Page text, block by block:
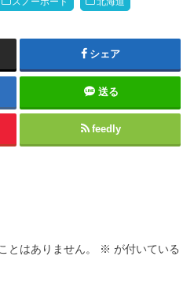
シェア
送る
feedly
とはありません。 ※ が付いている